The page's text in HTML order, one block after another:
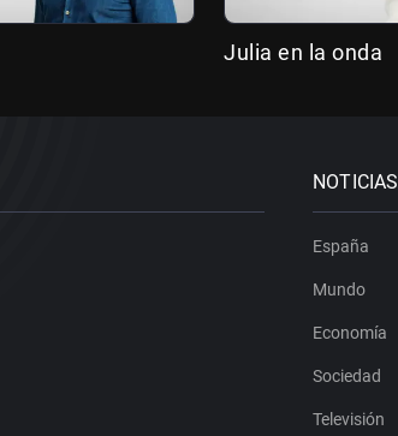
Julia en la onda
NOTICIAS
España
Mundo
Economía
Sociedad
Televisión